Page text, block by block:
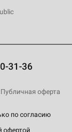
31-36
по согласию
офертой
Публичная оферта